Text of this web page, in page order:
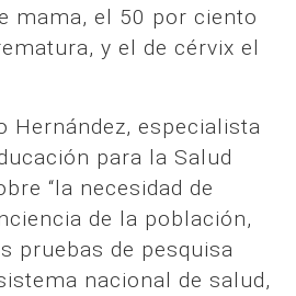
mama, el 50 por ciento
y el de cérvix el
Hernández, especialista
para la Salud
“la necesidad de
de la población,
pruebas de pesquisa
nacional de salud,